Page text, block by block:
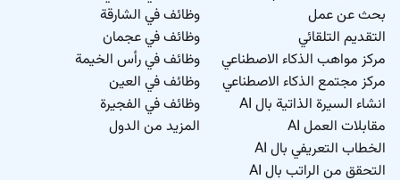
بحث عن عمل
التقديم التلقائي
مركز مواهب الذكاء الاصطناعي
مركز مجتمع الذكاء الاصطناعي
انشاء السيرة الذاتية بال AI
مقابلات العمل AI
الخطاب التعريفي بال AI
التحقق من الراتب بال AI
وظائف في الشارقة
وظائف في عجمان
وظائف في رأس الخيمة
وظائف في العين
وظائف في الفجيرة
المزيد من الدول